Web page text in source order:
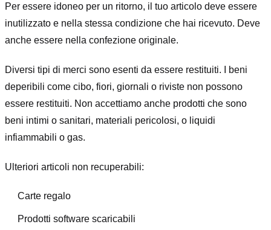
Per essere idoneo per un ritorno, il tuo articolo deve essere
inutilizzato e nella stessa condizione che hai ricevuto. Deve
anche essere nella confezione originale.
Diversi tipi di merci sono esenti da essere restituiti. I beni
deperibili come cibo, fiori, giornali o riviste non possono
essere restituiti. Non accettiamo anche prodotti che sono
beni intimi o sanitari, materiali pericolosi, o liquidi
infiammabili o gas.
Ulteriori articoli non recuperabili:
Carte regalo
Prodotti software scaricabili